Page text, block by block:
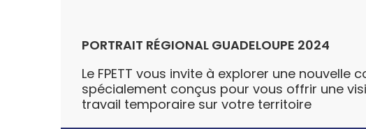
PORTRAIT RÉGIONAL GUADELOUPE 2024
Le FPETT vous invite à explorer une
spécialement conçus pour vous offrir une
travail temporaire sur votre territoire